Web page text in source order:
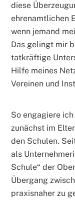
diese
ehrenamtlichen
wenn jemand
Das gelingt mir
tatkräftige
Hilfe meines
Vereinen und
So engagiere
zunächst im
den Schulen.
als
Schule“ der
Übergang
praxisnaher zu